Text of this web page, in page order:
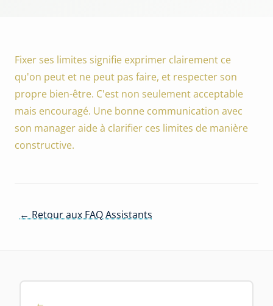
Fixer ses limites signifie exprimer clairement ce
qu'on peut et ne peut pas faire, et respecter son
propre bien-être. C'est non seulement acceptable
mais encouragé. Une bonne communication avec
son manager aide à clarifier ces limites de manière
constructive.
← Retour aux FAQ Assistants